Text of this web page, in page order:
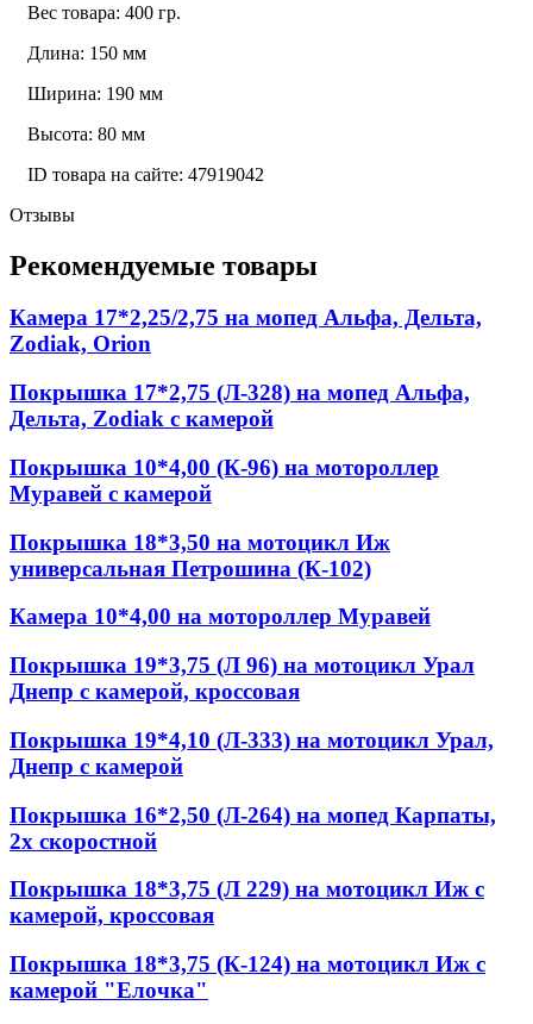
Вес товара: 400 гр.
Длина: 150 мм
Ширина: 190 мм
Высота: 80 мм
ID товара на сайте: 47919042
Отзывы
Рекомендуемые товары
Камера 17*2,25/2,75 на мопед Альфа, Дельта,
Zodiak, Orion
Покрышка 17*2,75 (Л-328) на мопед Альфа,
Дельта, Zodiak с камерой
Покрышка 10*4,00 (К-96) на мотороллер
Муравей с камерой
Покрышка 18*3,50 на мотоцикл Иж
универсальная Петрошина (К-102)
Камера 10*4,00 на мотороллер Муравей
Покрышка 19*3,75 (Л 96) на мотоцикл Урал
Днепр с камерой, кроссовая
Покрышка 19*4,10 (Л-333) на мотоцикл Урал,
Днепр с камерой
Покрышка 16*2,50 (Л-264) на мопед Карпаты,
2х скоростной
Покрышка 18*3,75 (Л 229) на мотоцикл Иж с
камерой, кроссовая
Покрышка 18*3,75 (К-124) на мотоцикл Иж с
камерой "Елочка"